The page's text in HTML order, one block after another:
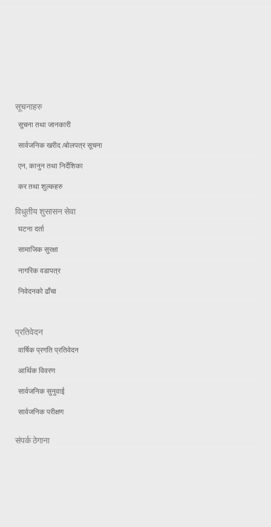
सूचनाहरु
सूचना तथा जानकारी
सार्वजनिक खरीद /बोलपत्र सूचना
एन, कानुन तथा निर्देशिका
कर तथा शुल्कहरु
विधुतीय शुसासन सेवा
घटना दर्ता
सामाजिक सुरक्षा
नागरिक वडापत्र
निवेदनको ढाँचा
प्रतिवेदन
वार्षिक प्रगति प्रतिवेदन
आर्थिक विवरण
सार्वजनिक सुनुवाई
सार्वजनिक परीक्षण
संपर्क ठेगाना